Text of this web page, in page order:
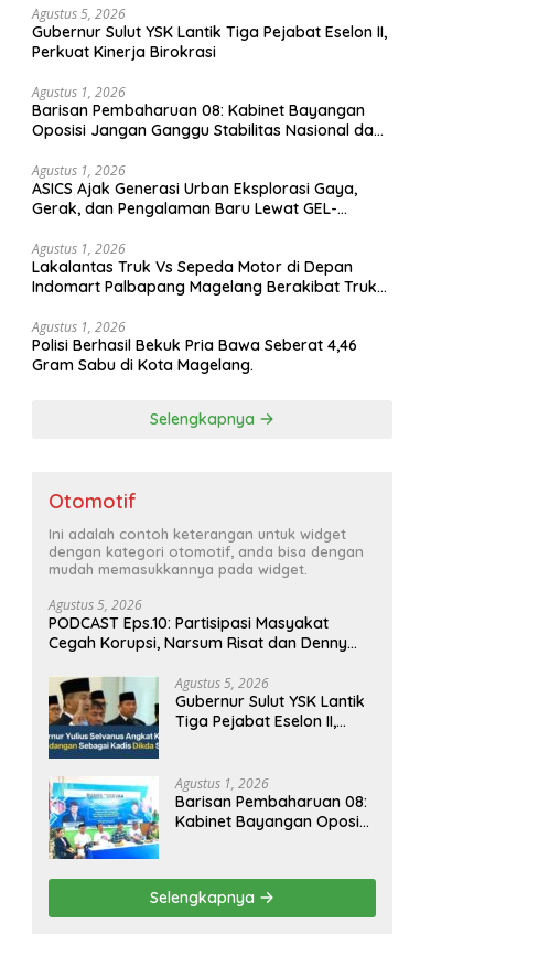
Agustus 5, 2026
Gubernur Sulut YSK Lantik Tiga Pejabat Eselon II,
Perkuat Kinerja Birokrasi
Agustus 1, 2026
Barisan Pembaharuan 08: Kabinet Bayangan
Oposisi Jangan Ganggu Stabilitas Nasional dan
Agustus 1, 2026
ASICS Ajak Generasi Urban Eksplorasi Gaya,
Gerak, dan Pengalaman Baru Lewat GEL-
Agustus 1, 2026
Lakalantas Truk Vs Sepeda Motor di Depan
Indomart Palbapang Magelang Berakibat Truk
Agustus 1, 2026
Polisi Berhasil Bekuk Pria Bawa Seberat 4,46
Gram Sabu di Kota Magelang.
Selengkapnya
Otomotif
Ini adalah contoh keterangan untuk widget
dengan kategori otomotif, anda bisa dengan
mudah memasukkannya pada widget.
Agustus 5, 2026
PODCAST Eps.10: Partisipasi Masyakat
Cegah Korupsi, Narsum Risat dan Denny
Agustus 5, 2026
Gubernur Sulut YSK Lantik
Tiga Pejabat Eselon II,
Agustus 1, 2026
Barisan Pembaharuan 08:
Kabinet Bayangan Oposisi
Asta Cita Prabowo-Gibran
Selengkapnya